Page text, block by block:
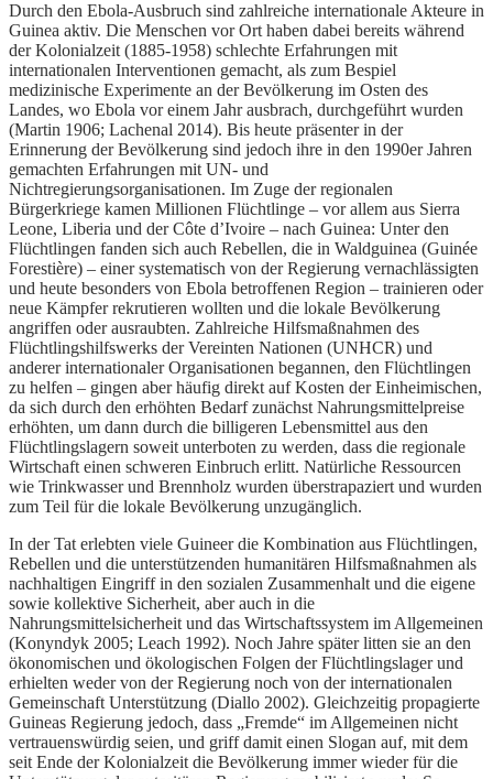
Durch den Ebola-Ausbruch sind zahlreiche internationale Akteure in
Guinea aktiv. Die Menschen vor Ort haben dabei bereits während
der Kolonialzeit (1885-1958) schlechte Erfahrungen mit
internationalen Interventionen gemacht, als zum Bespiel
medizinische Experimente an der Bevölkerung im Osten des
Landes, wo Ebola vor einem Jahr ausbrach, durchgeführt wurden
(Martin 1906; Lachenal 2014). Bis heute präsenter in der
Erinnerung der Bevölkerung sind jedoch ihre in den 1990er Jahren
gemachten Erfahrungen mit UN- und
Nichtregierungsorganisationen. Im Zuge der regionalen
Bürgerkriege kamen Millionen Flüchtlinge – vor allem aus Sierra
Leone, Liberia und der Côte d’Ivoire – nach Guinea: Unter den
Flüchtlingen fanden sich auch Rebellen, die in Waldguinea (Guinée
Forestière) – einer systematisch von der Regierung vernachlässigten
und heute besonders von Ebola betroffenen Region – trainieren oder
neue Kämpfer rekrutieren wollten und die lokale Bevölkerung
angriffen oder ausraubten. Zahlreiche Hilfsmaßnahmen des
Flüchtlingshilfswerks der Vereinten Nationen (UNHCR) und
anderer internationaler Organisationen begannen, den Flüchtlingen
zu helfen – gingen aber häufig direkt auf Kosten der Einheimischen,
da sich durch den erhöhten Bedarf zunächst Nahrungsmittelpreise
erhöhten, um dann durch die billigeren Lebensmittel aus den
Flüchtlingslagern soweit unterboten zu werden, dass die regionale
Wirtschaft einen schweren Einbruch erlitt. Natürliche Ressourcen
wie Trinkwasser und Brennholz wurden überstrapaziert und wurden
zum Teil für die lokale Bevölkerung unzugänglich.
In der Tat erlebten viele Guineer die Kombination aus Flüchtlingen,
Rebellen und die unterstützenden humanitären Hilfsmaßnahmen als
nachhaltigen Eingriff in den sozialen Zusammenhalt und die eigene
sowie kollektive Sicherheit, aber auch in die
Nahrungsmittelsicherheit und das Wirtschaftssystem im Allgemeinen
(Konyndyk 2005; Leach 1992). Noch Jahre später litten sie an den
ökonomischen und ökologischen Folgen der Flüchtlingslager und
erhielten weder von der Regierung noch von der internationalen
Gemeinschaft Unterstützung (Diallo 2002). Gleichzeitig propagierte
Guineas Regierung jedoch, dass „Fremde“ im Allgemeinen nicht
vertrauenswürdig seien, und griff damit einen Slogan auf, mit dem
seit Ende der Kolonialzeit die Bevölkerung immer wieder für die